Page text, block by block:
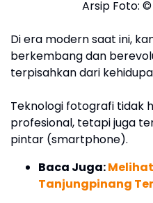
Arsip Foto:
Di era modern saat ini,
berkembang dan
terpisahkan dari
Teknologi fotografi tidak
profesional, tetapi juga
pintar (smartphone).
Baca Juga:
Tanjungpinang